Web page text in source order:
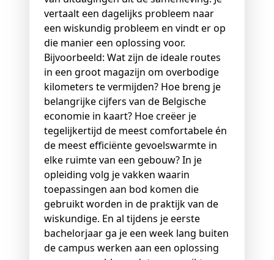
vertaalt een dagelijks probleem naar
een wiskundig probleem en vindt er op
die manier een oplossing voor.
Bijvoorbeeld: Wat zijn de ideale routes
in een groot magazijn om overbodige
kilometers te vermijden? Hoe breng je
belangrijke cijfers van de Belgische
economie in kaart? Hoe creëer je
tegelijkertijd de meest comfortabele én
de meest efficiënte gevoelswarmte in
elke ruimte van een gebouw? In je
opleiding volg je vakken waarin
toepassingen aan bod komen die
gebruikt worden in de praktijk van de
wiskundige. En al tijdens je eerste
bachelorjaar ga je een week lang buiten
de campus werken aan een oplossing